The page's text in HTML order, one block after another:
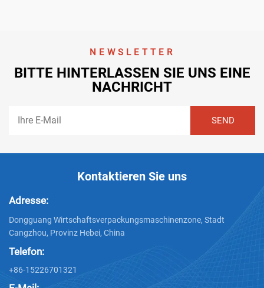
NEWSLETTER
BITTE HINTERLASSEN SIE UNS EINE
NACHRICHT
Kontaktieren Sie uns
Adresse:
Dongguang Wirtschaftsverpackungsmaschinenzone, Stadt
Cangzhou, Provinz Hebei, China
Telefon:
+86-15226701321